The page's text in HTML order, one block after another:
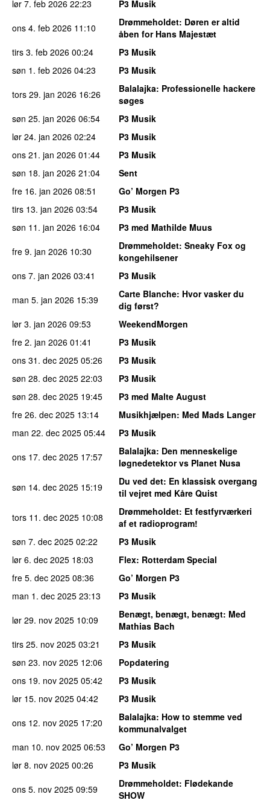
lør 7. feb 2026 22:23
P3 Musik
ons 4. feb 2026 11:10 Drømmeholdet: Døren er altid
åben for Hans Majestæt
tirs 3. feb 2026 00:24
P3 Musik
søn 1. feb 2026 04:23
P3 Musik
tors 29. jan 2026 16:26 Balalajka: Professionelle hackere
søges
søn 25. jan 2026 06:54
P3 Musik
lør 24. jan 2026 02:24
P3 Musik
ons 21. jan 2026 01:44
P3 Musik
søn 18. jan 2026 21:04
Sent
fre 16. jan 2026 08:51
Go’ Morgen P3
tirs 13. jan 2026 03:54
P3 Musik
søn 11. jan 2026 16:04
P3 med Mathilde Muus
fre 9. jan 2026 10:30 Drømmeholdet: Sneaky Fox og
kongehilsener
ons 7. jan 2026 03:41
P3 Musik
man 5. jan 2026 15:39 Carte Blanche: Hvor vasker du
dig først?
lør 3. jan 2026 09:53
WeekendMorgen
fre 2. jan 2026 01:41
P3 Musik
ons 31. dec 2025 05:26
P3 Musik
søn 28. dec 2025 22:03
P3 Musik
søn 28. dec 2025 19:45
P3 med Malte August
fre 26. dec 2025 13:14 Musikhjælpen: Med Mads Langer
man 22. dec 2025 05:44
P3 Musik
ons 17. dec 2025 17:57 Balalajka: Den menneskelige
løgnedetektor vs Planet Nusa
søn 14. dec 2025 15:19 Du ved det: En klassisk overgang
til vejret med Kåre Quist
tors 11. dec 2025 10:08 Drømmeholdet: Et festfyrværkeri
af et radioprogram!
søn 7. dec 2025 02:22
P3 Musik
lør 6. dec 2025 18:03 Flex: Rotterdam Special
fre 5. dec 2025 08:36
Go’ Morgen P3
man 1. dec 2025 23:13
P3 Musik
lør 29. nov 2025 10:09 Benægt, benægt, benægt: Med
Mathias Bach
tirs 25. nov 2025 03:21
P3 Musik
søn 23. nov 2025 12:06
Popdatering
ons 19. nov 2025 05:42
P3 Musik
lør 15. nov 2025 04:42
P3 Musik
ons 12. nov 2025 17:20 Balalajka: How to stemme ved
kommunalvalget
man 10. nov 2025 06:53
Go’ Morgen P3
lør 8. nov 2025 00:26
P3 Musik
ons 5. nov 2025 09:59 Drømmeholdet: Flødekande
SHOW